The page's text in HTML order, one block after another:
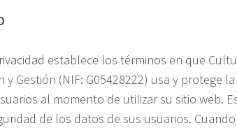
establece los términos en que
y Gestión (NIF: G05428222) usa y protege
al momento de utilizar su sitio web.
de los datos de sus usuarios.